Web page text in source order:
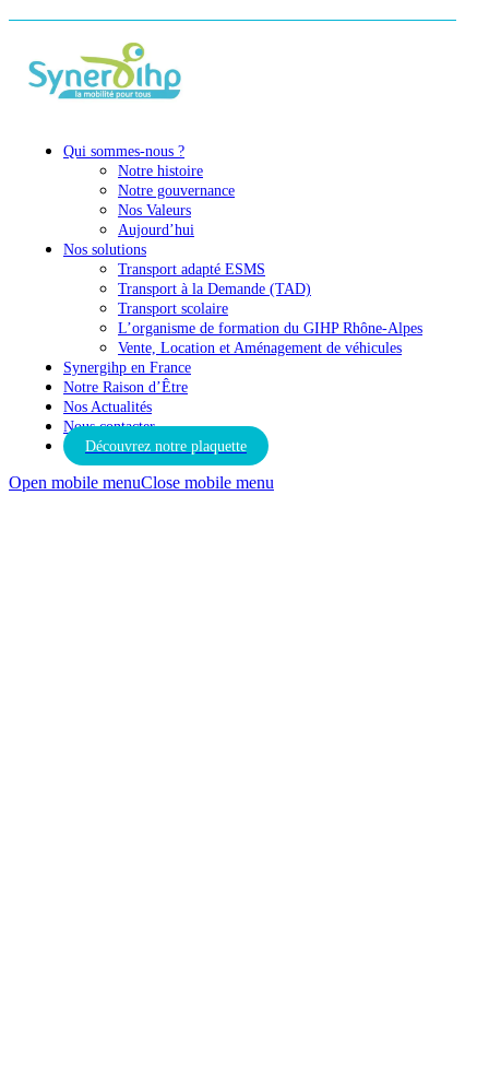
Qui sommes-nous ?
Notre histoire
Notre gouvernance
Nos Valeurs
Aujourd’hui
Nos solutions
Transport adapté ESMS
Transport à la Demande (TAD)
Transport scolaire
L’organisme de formation du GIHP Rhône-Alpes
Vente, Location et Aménagement de véhicules
Synergihp en France
Notre Raison d’Être
Nos Actualités
Nous contacter
Découvrez notre plaquette
Open mobile menuClose mobile menu